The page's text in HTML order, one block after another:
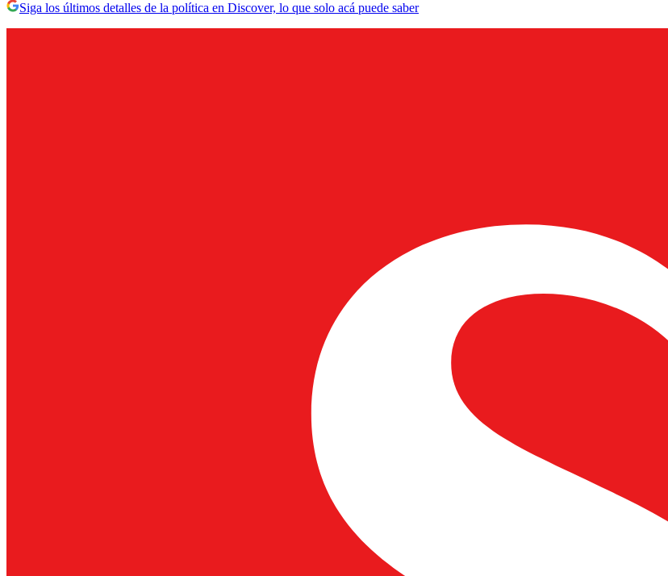
Siga los últimos detalles de la política en Discover, lo que solo acá puede saber